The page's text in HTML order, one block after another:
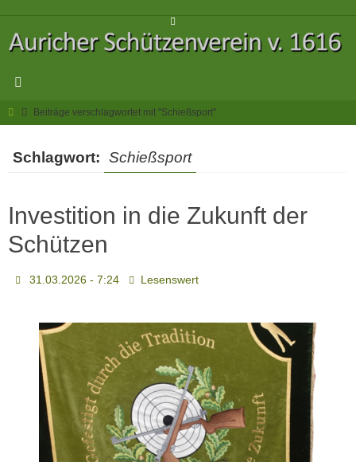
springen
StartBeiträge verschlagwortet mit "Schießsport"
Schlagwort: Schießsport
Investition in die Zukunft der
Schützen
31.03.2026 - 7:24 Lesenswert